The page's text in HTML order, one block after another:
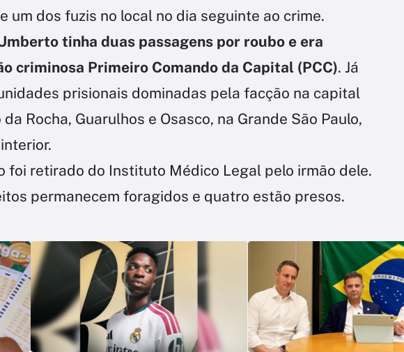
um dos fuzis no local no dia seguinte ao crime.
tinha duas passagens por roubo e era
criminosa Primeiro Comando da Capital (PCC). Já
prisionais dominadas pela facção na capital
Rocha, Guarulhos e Osasco, na Grande São Paulo,
foi retirado do Instituto Médico Legal pelo irmão dele.
permanecem foragidos e quatro estão presos.